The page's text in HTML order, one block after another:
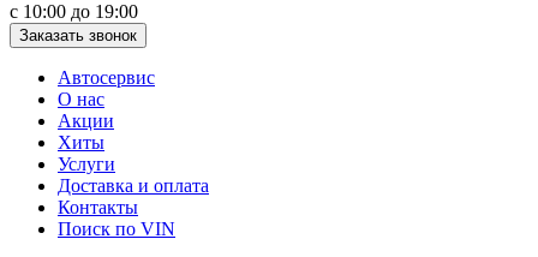
с 10:00 до 19:00
Заказать звонок
Автосервис
О нас
Акции
Хиты
Услуги
Доставка и оплата
Контакты
Поиск по VIN